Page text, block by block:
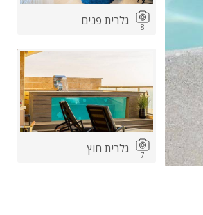
8 גלרית פנים
7 גלרית חוץ